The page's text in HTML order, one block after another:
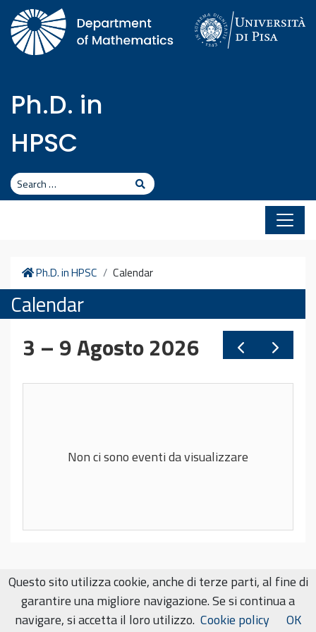
Skip to content
Ph.D. in
HPSC
Search Search
Home
Ph.D. in HPSC Calendar
Calendar
Ph.D. in HPSC
Questo sito utilizza cookie, anche di terze parti, al fine di
garantire una migliore navigazione. Se si continua a
navigare, si accetta il loro utilizzo. Cookie policy OK